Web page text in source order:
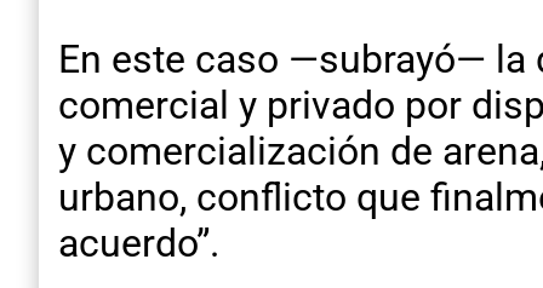
En este caso —subrayó— la
comercial y privado por
y comercialización de
urbano, conflicto que
acuerdo”.